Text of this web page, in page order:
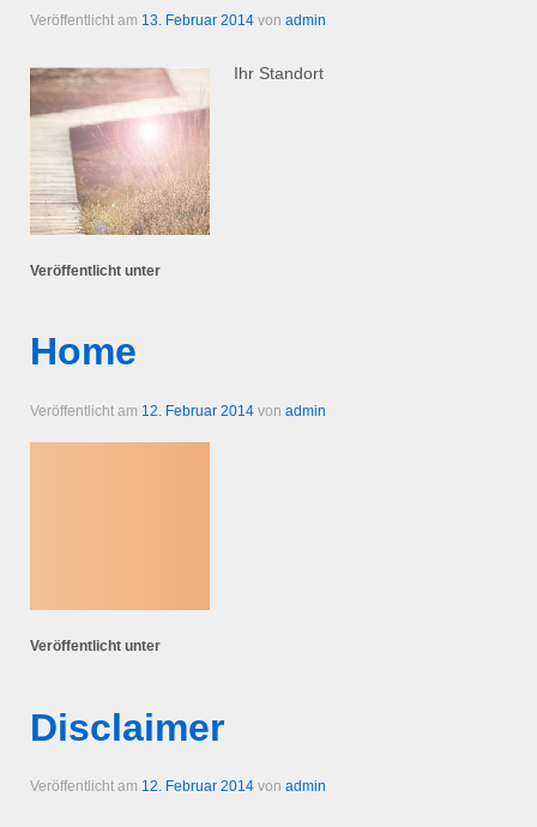
Veröffentlicht am 13. Februar 2014 von admin
Ihr Standort
Veröffentlicht unter
Home
Veröffentlicht am 12. Februar 2014 von admin
Veröffentlicht unter
Disclaimer
Veröffentlicht am 12. Februar 2014 von admin